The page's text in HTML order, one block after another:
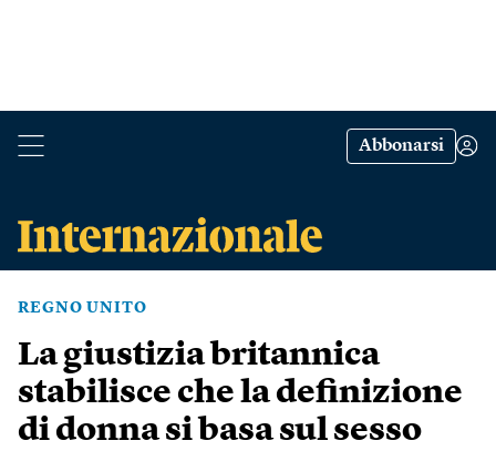
Abbonarsi
REGNO UNITO
La giustizia britannica
stabilisce che la definizione
di donna si basa sul sesso